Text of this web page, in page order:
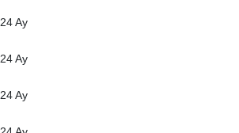
24 Ay
24 Ay
24 Ay